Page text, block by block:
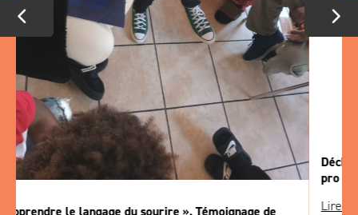
Déchiffrage : inégalités de genre et enjeux de l’insertion
pro des BPI (programme AGIR)
Lire la suite...